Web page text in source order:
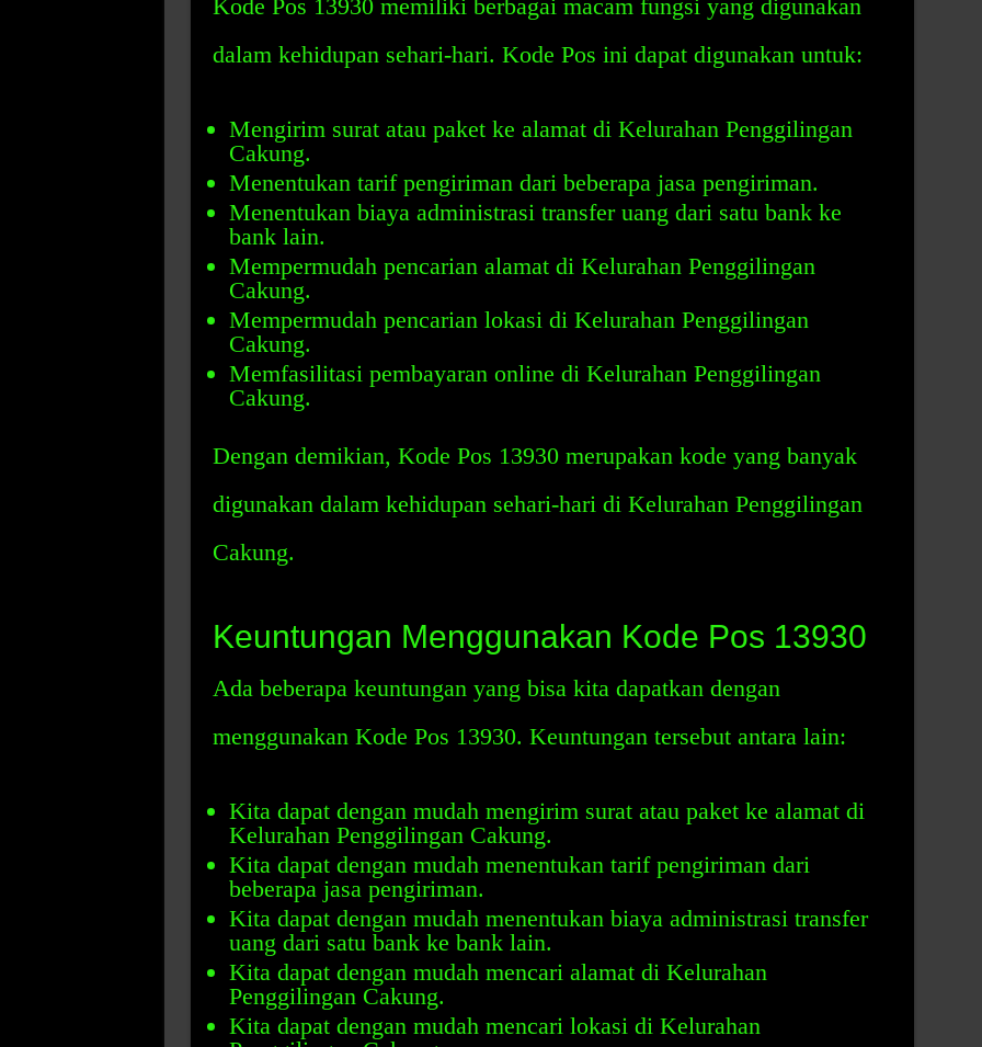
Kode Pos 13930 memiliki berbagai macam fungsi yang digunakan
dalam kehidupan sehari-hari. Kode Pos ini dapat digunakan untuk:
Mengirim surat atau paket ke alamat di Kelurahan Penggilingan
Cakung.
Menentukan tarif pengiriman dari beberapa jasa pengiriman.
Menentukan biaya administrasi transfer uang dari satu bank ke
bank lain.
Mempermudah pencarian alamat di Kelurahan Penggilingan
Cakung.
Mempermudah pencarian lokasi di Kelurahan Penggilingan
Cakung.
Memfasilitasi pembayaran online di Kelurahan Penggilingan
Cakung.
Dengan demikian, Kode Pos 13930 merupakan kode yang banyak
digunakan dalam kehidupan sehari-hari di Kelurahan Penggilingan
Cakung.
Keuntungan Menggunakan Kode Pos 13930
Ada beberapa keuntungan yang bisa kita dapatkan dengan
menggunakan Kode Pos 13930. Keuntungan tersebut antara lain:
Kita dapat dengan mudah mengirim surat atau paket ke alamat di
Kelurahan Penggilingan Cakung.
Kita dapat dengan mudah menentukan tarif pengiriman dari
beberapa jasa pengiriman.
Kita dapat dengan mudah menentukan biaya administrasi transfer
uang dari satu bank ke bank lain.
Kita dapat dengan mudah mencari alamat di Kelurahan
Penggilingan Cakung.
Kita dapat dengan mudah mencari lokasi di Kelurahan